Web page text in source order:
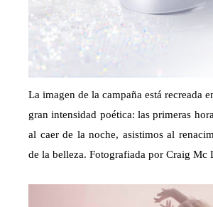
La imagen de la campaña está recreada
gran intensidad poética: las primeras
al caer de la noche, asistimos al
de la belleza. Fotografiada por Craig Mc